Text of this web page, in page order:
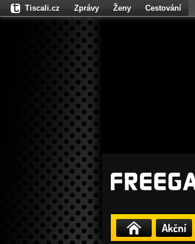
Akční
Tiscali.cz Zprávy Ženy Cestování
Fights.cz